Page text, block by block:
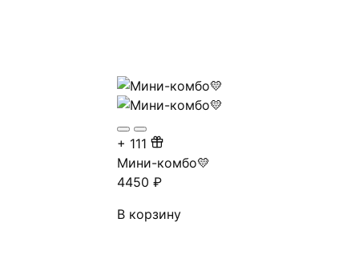
+ 111
Мини-комбо💛
4450₽
В корзину